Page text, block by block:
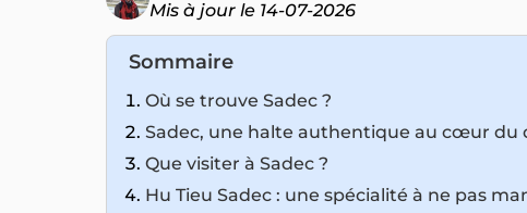
Mis à jour le 14-07-2026
Sommaire
Où se trouve Sadec ?
Sadec, une halte authentique au cœur du
Que visiter à Sadec ?
Hu Tieu Sadec : une spécialité à ne pas